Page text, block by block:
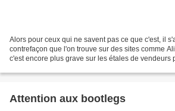
Alors pour ceux qui ne savent pas ce que c'est, il
contrefaçon que l'on trouve sur des sites comme
c'est encore plus grave sur les étales de vendeurs
Attention aux bootlegs